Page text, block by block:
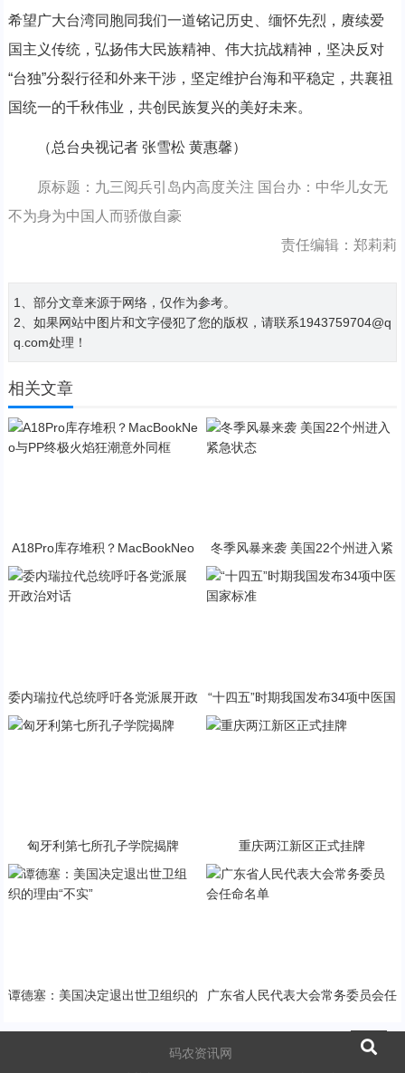
希望广大台湾同胞同我们一道铭记历史、缅怀先烈，赓续爱
国主义传统，弘扬伟大民族精神、伟大抗战精神，坚决反对
“台独”分裂行径和外来干涉，坚定维护台海和平稳定，共襄祖
国统一的千秋伟业，共创民族复兴的美好未来。
（总台央视记者 张雪松 黄惠馨）
原标题：九三阅兵引岛内高度关注 国台办：中华儿女无
不为身为中国人而骄傲自豪
责任编辑：郑莉莉
1、部分文章来源于网络，仅作为参考。
2、如果网站中图片和文字侵犯了您的版权，请联系1943759704@q
q.com处理！
相关文章
A18Pro库存堆积？MacBookNeo
与PP终极火焰狂潮意外同框
冬季风暴来袭 美国22个州进入紧
急状态
委内瑞拉代总统呼吁各党派展开政
“十四五”时期我国发布34项中医国
匈牙利第七所孔子学院揭牌 重庆两江新区正式挂牌
谭德塞：美国决定退出世卫组织的
广东省人民代表大会常务委员会任
码农资讯网